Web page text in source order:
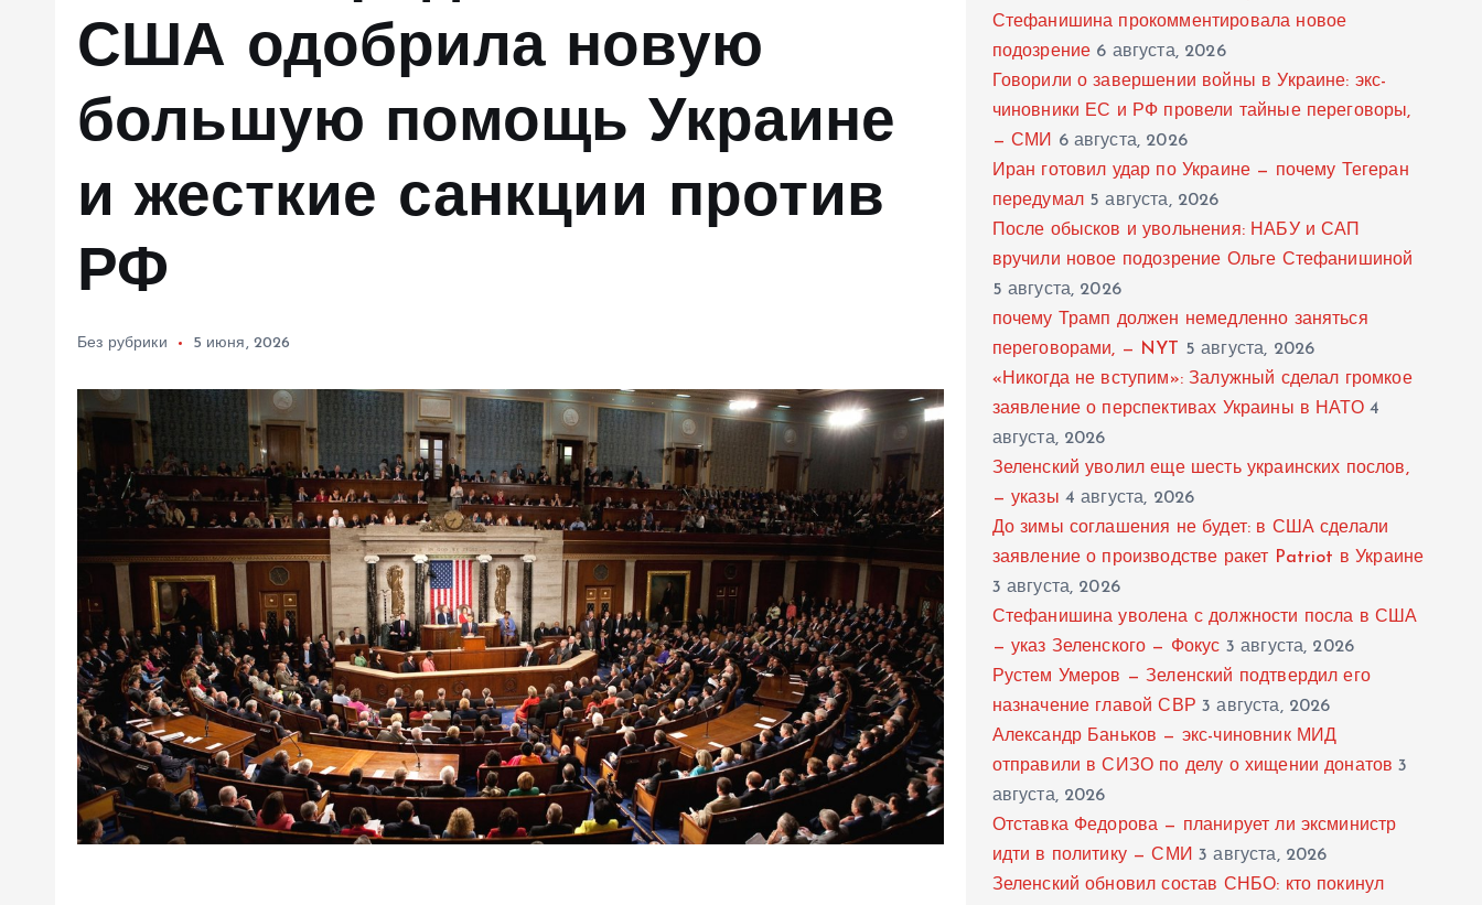
США одобрила новую
большую помощь Украине
и жесткие санкции против
РФ
Без рубрики 5 июня, 2026
Стефанишина прокомментировала новое
подозрение 6 августа, 2026
Говорили о завершении войны в Украине: экс-
чиновники ЕС и РФ провели тайные переговоры,
— СМИ 6 августа, 2026
Иран готовил удар по Украине — почему Тегеран
передумал 5 августа, 2026
После обысков и увольнения: НАБУ и САП
вручили новое подозрение Ольге Стефанишиной
5 августа, 2026
почему Трамп должен немедленно заняться
переговорами, — NYT
5 августа, 2026
«Никогда не вступим»: Залужный сделал громкое
заявление о перспективах Украины в НАТО 4
августа, 2026
Зеленский уволил еще шесть украинских послов,
— указы 4 августа, 2026
До зимы соглашения не будет: в США сделали
заявление о производстве ракет Patriot в Украине
3 августа, 2026
Стефанишина уволена с должности посла в США
— указ Зеленского — Фокус 3 августа, 2026
Рустем Умеров — Зеленский подтвердил его
назначение главой СВР 3 августа, 2026
Александр Баньков — экс-чиновник МИД
отправили в СИЗО по делу о хищении донатов 3
августа, 2026
Отставка Федорова — планирует ли эксминистр
идти в политику — СМИ 3 августа, 2026
Зеленский обновил состав СНБО: кто покинул